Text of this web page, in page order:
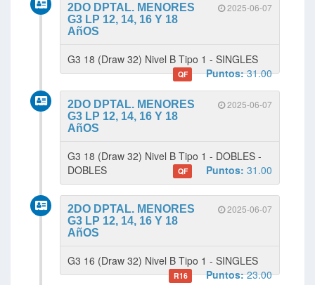
2025-06-07
2DO DPTAL. MENORES
G3 LP 12, 14, 16 Y 18
AñOS
G3 18 (Draw 32) Nivel B Tipo 1 - SINGLES
QF Puntos:31.00
2025-06-07
2DO DPTAL. MENORES
G3 LP 12, 14, 16 Y 18
AñOS
G3 18 (Draw 32) Nivel B Tipo 1 - DOBLES -
DOBLES
QF Puntos: 31.00
2025-06-07
2DO DPTAL. MENORES
G3 LP 12, 14, 16 Y 18
AñOS
G3 16 (Draw 32) Nivel B Tipo 1 - SINGLES
R16 Puntos:23.00